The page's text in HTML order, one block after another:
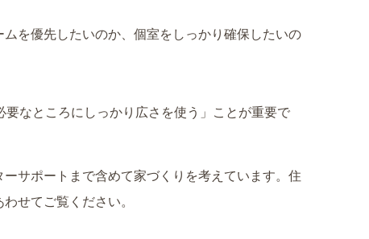
を優先したいのか、個室をしっかり確保したいの
なところにしっかり広さを使う」ことが重要で
サポートまで含めて家づくりを考えています。住
わせてご覧ください。